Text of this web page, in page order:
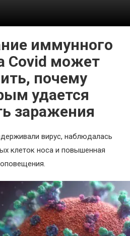
иммунного
Covid может
почему
удается
заражения
вирус, наблюдалась
клеток носа и повышенная